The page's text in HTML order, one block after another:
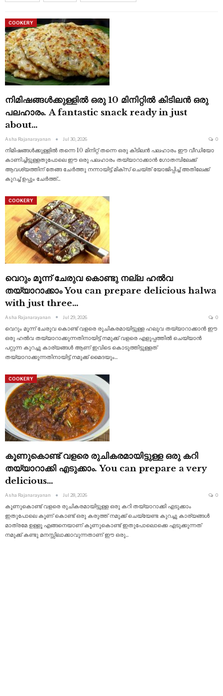
COOKERY
നിമിഷങ്ങൾക്കുള്ളിൽ ഒരു 10 മിനിറ്റിൽ കിടിലൻ ഒരു
പലഹാരം. A fantastic snack ready in just
about…
Asha Rajanarayanan Jul 30, 2026 0
നിമിഷങ്ങൾക്കുള്ളിൽ തന്നെ 10 മിനിറ്റ് തന്നെ ഒരു കിടിലൻ പലഹാരം ഈ വീഡിയോ
കാണിച്ചിട്ടുള്ളതുപോലെ ഈ ഒരു പലഹാരം തയ്യാറാക്കാൻ ഗോതമ്പിലേക്ക്
ആവശ്യത്തിന് തേങ്ങ ചേർത്തു നന്നായിട്ട്മിക്സ് ചെയ്ത് യോജിപ്പിച്ച് അതിലേക്ക്
കുറച്ച് ഉപ്പും ചേർത്ത്…
COOKERY
വെറും മൂന്ന് ചേരുവ കൊണ്ടു നല്ല ഹൽവ
തയ്യാറാക്കാം You can prepare delicious halwa
with just three…
Asha Rajanarayanan Jul 29, 2026 0
വെറും മൂന്ന് ചേരുവ കൊണ്ട് വളരെ രുചികരമായിട്ടുള്ള ഹലുവ തയ്യാറാക്കാൻ ഈ
ഒരു ഹൽവ തയ്യാറാക്കുന്നതിനായിട്ട് നമുക്ക് വളരെ എളുപ്പത്തിൽ ചെയ്യാൻ
പറ്റുന്ന കുറച്ചു കാര്യങ്ങൾ ആണ് ഇവിടെ കൊടുത്തിട്ടുള്ളത്
തയ്യാറാക്കുന്നതിനായിട്ട് നമുക്ക് മൈദയും…
COOKERY
കൂണുകൊണ്ട് വളരെ രുചികരമായിട്ടുള്ള ഒരു കറി
തയ്യാറാക്കി എടുക്കാം. You can prepare a very
delicious…
Asha Rajanarayanan Jul 28, 2026 0
കൂണുകൊണ്ട് വളരെ രുചികരമായിട്ടുള്ള ഒരു കറി തയ്യാറാക്കി എടുക്കാം
ഇതുപോലെ കൂണ് കൊണ്ട് ഒരു കരുത്ത് നമുക്ക് ചെയ്യേണ്ട കുറച്ചു കാര്യങ്ങൾ
മാത്രമേ ഉള്ളൂ എങ്ങനെയാണ് കൂണുകൊണ്ട് ഇതുപോലൊക്കെ എടുക്കുന്നത്
നമുക്ക്കണ്ടു മനസ്സിലാക്കാവുന്നതാണ് ഈ ഒരു…